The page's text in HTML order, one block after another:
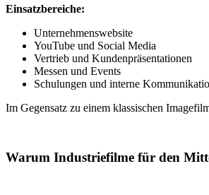
Einsatzbereiche:
Unternehmenswebsite
YouTube und Social Media
Vertrieb und Kundenpräsentationen
Messen und Events
Schulungen und interne
Im Gegensatz zu einem klassischen
Warum Industriefilme für den